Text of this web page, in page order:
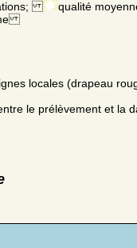
qualité
locales (drapeau
le prélèvement et la